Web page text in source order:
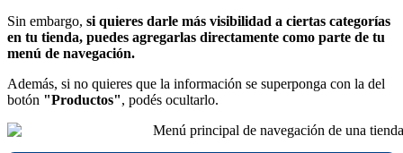
Sin embargo, si quieres darle más visibilidad a ciertas categorías
en tu tienda, puedes agregarlas directamente como parte de tu
menú de navegación.
Además, si no quieres que la información se superponga con la del
botón "Productos", podés ocultarlo.